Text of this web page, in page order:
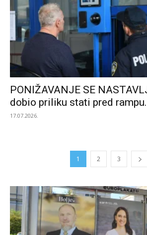
PONIŽAVANJE SE
dobio priliku stati pred
17.07.2026.
1 2 3